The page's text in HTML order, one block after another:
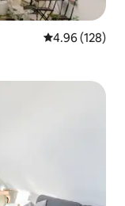
औसत रेटिंग 5 में से
4.96 (128)